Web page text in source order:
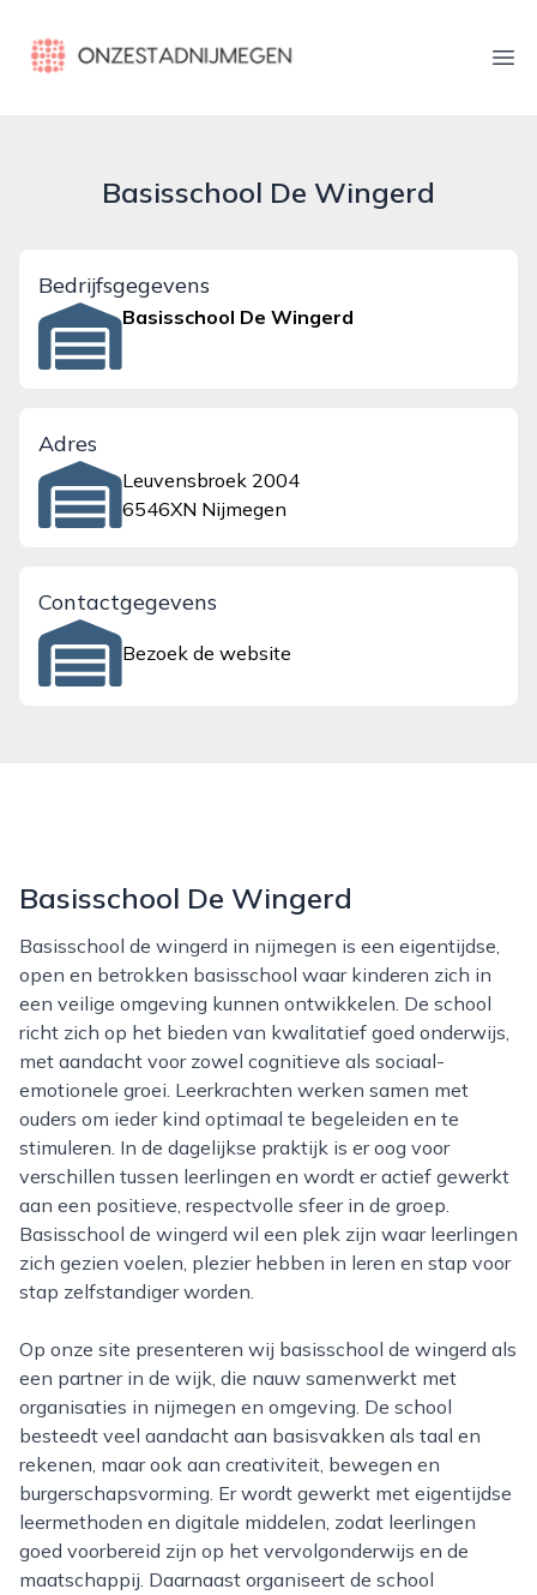
onzestadnijmegen.nl
Basisschool De Wingerd
Bedrijfsgegevens
Basisschool De Wingerd
Adres
Leuvensbroek 2004
6546XN Nijmegen
Contactgegevens
Bezoek de website
Basisschool De Wingerd
Basisschool de wingerd in nijmegen is een eigentijdse,
open en betrokken basisschool waar kinderen zich in
een veilige omgeving kunnen ontwikkelen. De school
richt zich op het bieden van kwalitatief goed onderwijs,
met aandacht voor zowel cognitieve als sociaal-
emotionele groei. Leerkrachten werken samen met
ouders om ieder kind optimaal te begeleiden en te
stimuleren. In de dagelijkse praktijk is er oog voor
verschillen tussen leerlingen en wordt er actief gewerkt
aan een positieve, respectvolle sfeer in de groep.
Basisschool de wingerd wil een plek zijn waar leerlingen
zich gezien voelen, plezier hebben in leren en stap voor
stap zelfstandiger worden.
Op onze site presenteren wij basisschool de wingerd als
een partner in de wijk, die nauw samenwerkt met
organisaties in nijmegen en omgeving. De school
besteedt veel aandacht aan basisvakken als taal en
rekenen, maar ook aan creativiteit, bewegen en
burgerschapsvorming. Er wordt gewerkt met eigentijdse
leermethoden en digitale middelen, zodat leerlingen
goed voorbereid zijn op het vervolgonderwijs en de
maatschappij. Daarnaast organiseert de school